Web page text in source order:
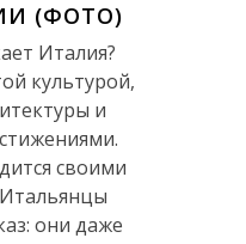
(ФОТО)
Италия?
культурой,
и
своими
они даже